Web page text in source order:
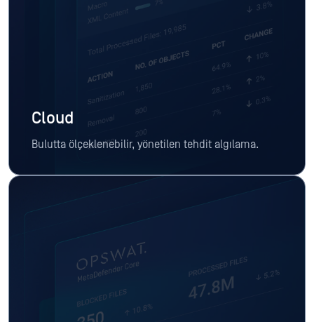
Cloud
Bulutta ölçeklenebilir, yönetilen tehdit algılama.